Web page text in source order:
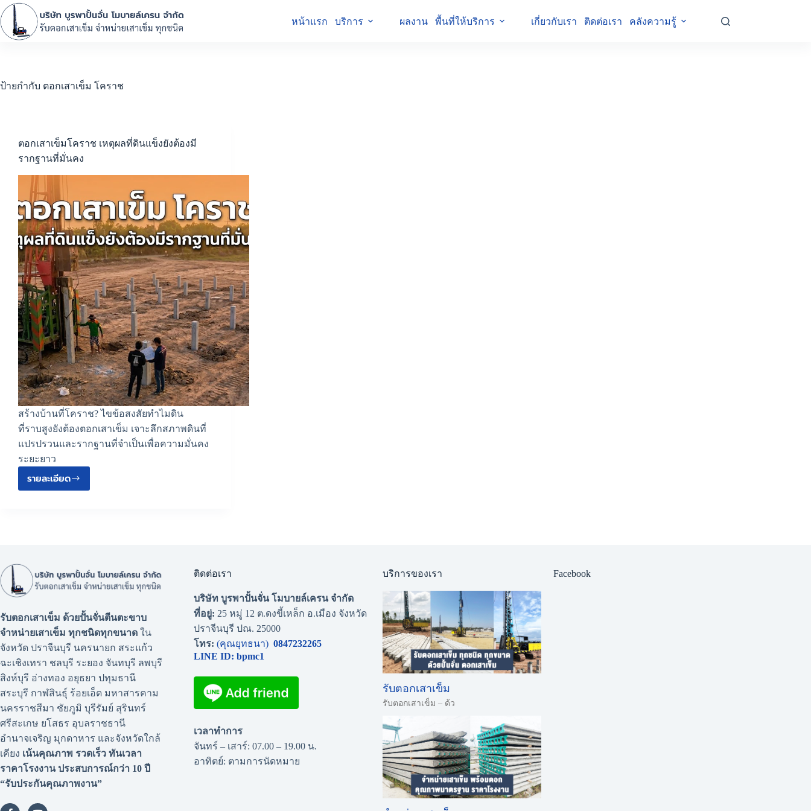
หน้าแรก บริการ ผลงาน พื้นที่ให้บริการ เกี่ยวกับเรา ติดต่อเรา คลังความรู้
ป้ายกำกับ ตอกเสาเข็ม โคราช
ตอกเสาเข็มโคราช เหตุผลที่ดินแข็งยังต้องมี
รากฐานที่มั่นคง
สร้างบ้านที่โคราช? ไขข้อสงสัยทำไมดิน
ที่ราบสูงยังต้องตอกเสาเข็ม เจาะลึกสภาพดินที่
แปรปรวนและรากฐานที่จำเป็นเพื่อความมั่นคง
ระยะยาว
รายละเอียด
รับตอกเสาเข็ม ด้วยปั้นจั่นตีนตะขาบ
จำหน่ายเสาเข็ม ทุกชนิดทุกขนาด ใน
จังหวัด ปราจีนบุรี นครนายก สระแก้ว
ฉะเชิงเทรา ชลบุรี ระยอง จันทบุรี ลพบุรี
สิงห์บุรี อ่างทอง อยุธยา ปทุมธานี
สระบุรี กาฬสินธุ์ ร้อยเอ็ด มหาสารคาม
นครราชสีมา ชัยภูมิ บุรีรัมย์ สุรินทร์
ศรีสะเกษ ยโสธร อุบลราชธานี
อำนาจเจริญ มุกดาหาร และจังหวัดใกล้
เคียง เน้นคุณภาพ รวดเร็ว ทันเวลา
ราคาโรงงาน ประสบการณ์กว่า 10 ปี
“รับประกันคุณภาพงาน”
ติดต่อเรา
บริษัท บูรพาปั้นจั่น โมบายล์เครน จำกัด
ที่อยู่: 25 หมู่ 12 ต.ดงขี้เหล็ก อ.เมือง จังหวัด
ปราจีนบุรี ปณ. 25000
โทร:(คุณยุทธนา) 0847232265
LINE ID: bpmc1
เวลาทำการ
จันทร์ – เสาร์: 07.00 – 19.00 น.
อาทิตย์: ตามการนัดหมาย
บริการของเรา
รับตอกเสาเข็ม
รับตอกเสาเข็ม – ด้ว
Facebook